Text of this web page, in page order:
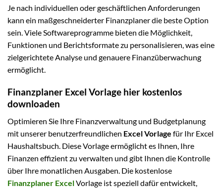
Je nach individuellen oder geschäftlichen Anforderungen
kann ein maßgeschneiderter Finanzplaner die beste Option
sein. Viele Softwareprogramme bieten die Möglichkeit,
Funktionen und Berichtsformate zu personalisieren, was eine
zielgerichtete Analyse und genauere Finanzüberwachung
ermöglicht.
Finanzplaner Excel Vorlage hier kostenlos
downloaden
Optimieren Sie Ihre Finanzverwaltung und Budgetplanung
mit unserer benutzerfreundlichen Excel Vorlage für Ihr Excel
Haushaltsbuch. Diese Vorlage ermöglicht es Ihnen, Ihre
Finanzen effizient zu verwalten und gibt Ihnen die Kontrolle
über Ihre monatlichen Ausgaben. Die kostenlose
Finanzplaner ExcelVorlage ist speziell dafür entwickelt,